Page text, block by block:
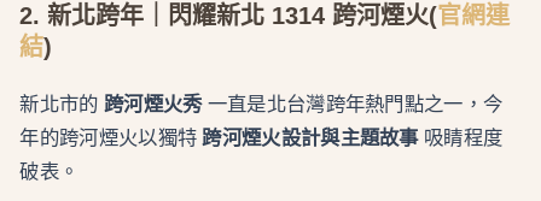
2. 新北跨年｜閃耀新北 1314 跨河煙火(官網連
結)
新北市的 跨河煙火秀一直是北台灣跨年熱門點之一，今
年的跨河煙火以獨特 跨河煙火設計與主題故事吸睛程度
破表。